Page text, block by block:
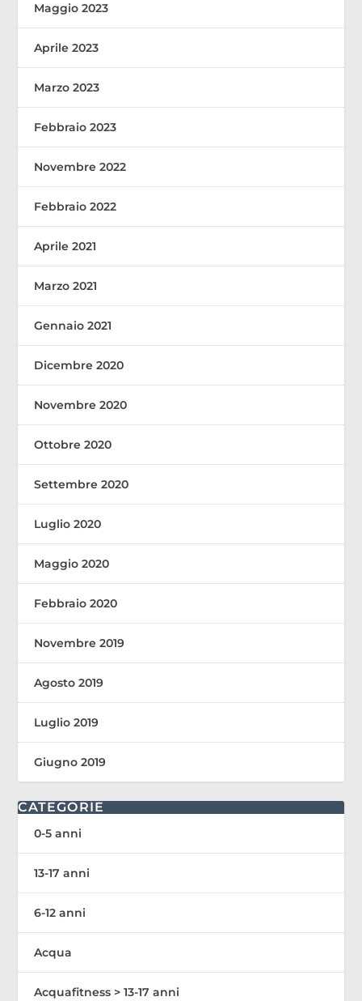
Maggio 2023
Aprile 2023
Marzo 2023
Febbraio 2023
Novembre 2022
Febbraio 2022
Aprile 2021
Marzo 2021
Gennaio 2021
Dicembre 2020
Novembre 2020
Ottobre 2020
Settembre 2020
Luglio 2020
Maggio 2020
Febbraio 2020
Novembre 2019
Agosto 2019
Luglio 2019
Giugno 2019
CATEGORIE
0-5 anni
13-17 anni
6-12 anni
Acqua
Acquafitness > 13-17 anni